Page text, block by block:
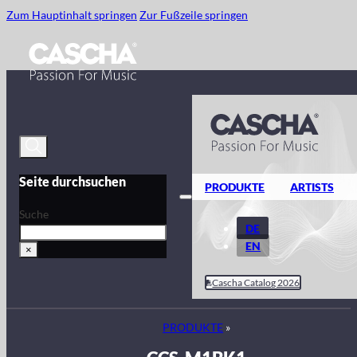
Zum Hauptinhalt springen Zur Fußzeile springen
Seite durchsuchen
Suche
×
PRODUKTE ARTISTS
DE
EN
Cascha Catalog 2026
PRODUKTE »